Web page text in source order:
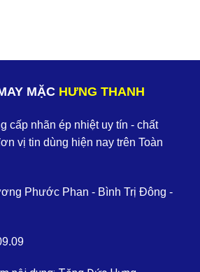
MẶC HƯNG THANH
cấp nhãn ép nhiệt uy tín - chất
vị tin dùng hiện nay trên Toàn
Phước Phan - Bình Trị Đông -